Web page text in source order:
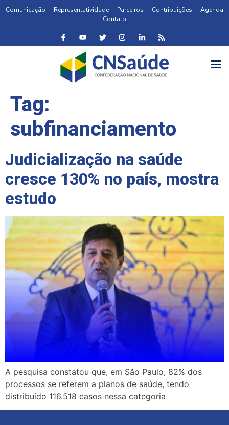
Comunicação Representatividade Parceiros Contribuições
Agenda
Contato
Tag:
subfinanciamento
Judicialização na saúde
cresce 130% no país, mostra
estudo
A pesquisa constatou que, em São Paulo, 82% dos
processos se referem a planos de saúde, tendo
distribuído 116.518 casos nessa categoria